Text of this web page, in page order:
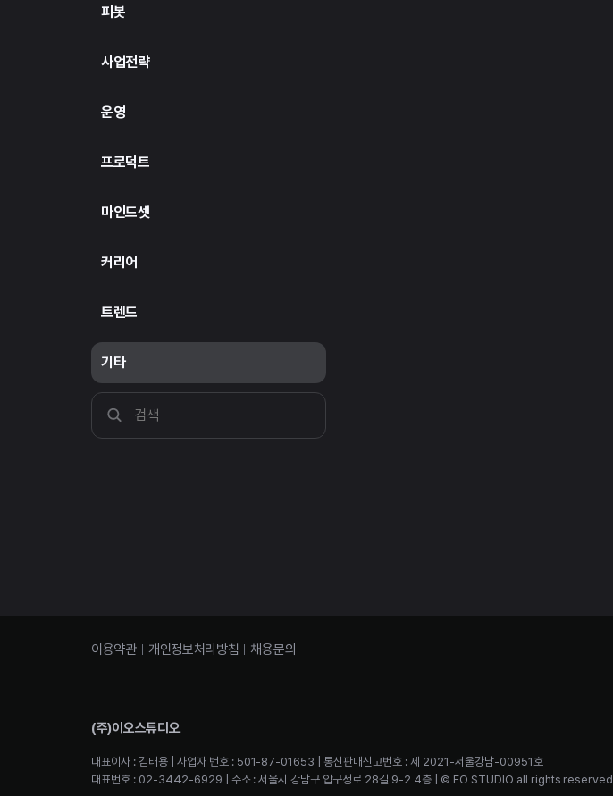
피봇
사업전략
운영
프로덕트
마인드셋
커리어
트렌드
기타
이용약관 개인정보처리방침 채용문의
(주)이오스튜디오
대표이사 : 김태용 | 사업자 번호 : 501-87-01653 | 통신판매신고번호 : 제 2021-서울강남-00951호
대표번호 : 02-3442-6929 | 주소 : 서울시 강남구 압구정로 28길 9-2 4층 | © EO STUDIO all rights reserved